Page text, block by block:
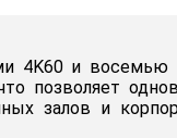
4K60 и восемью
позволяет
залов и